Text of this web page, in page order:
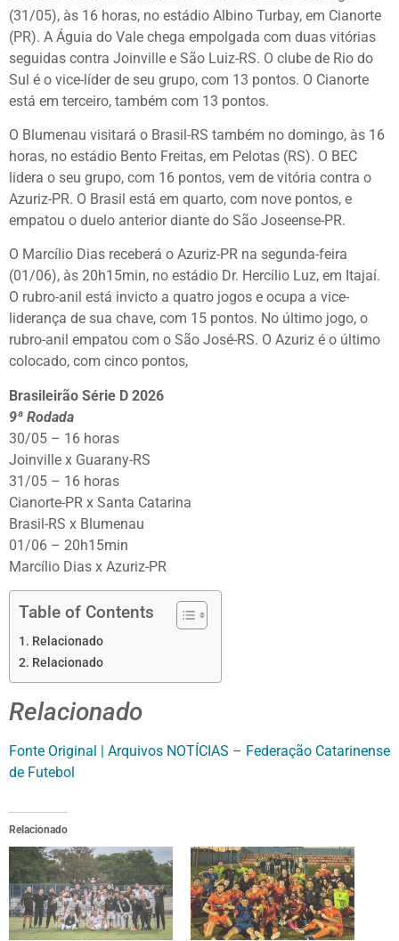
(31/05), às 16 horas, no estádio Albino Turbay, em Cianorte
(PR). A Águia do Vale chega empolgada com duas vitórias
seguidas contra Joinville e São Luiz-RS. O clube de Rio do
Sul é o vice-líder de seu grupo, com 13 pontos. O Cianorte
está em terceiro, também com 13 pontos.
O Blumenau visitará o Brasil-RS também no domingo, às 16
horas, no estádio Bento Freitas, em Pelotas (RS). O BEC
lidera o seu grupo, com 16 pontos, vem de vitória contra o
Azuriz-PR. O Brasil está em quarto, com nove pontos, e
empatou o duelo anterior diante do São Joseense-PR.
O Marcílio Dias receberá o Azuriz-PR na segunda-feira
(01/06), às 20h15min, no estádio Dr. Hercílio Luz, em Itajaí.
O rubro-anil está invicto a quatro jogos e ocupa a vice-
liderança de sua chave, com 15 pontos. No último jogo, o
rubro-anil empatou com o São José-RS. O Azuriz é o último
colocado, com cinco pontos,
Brasileirão Série D 2026
9ª Rodada
30/05 – 16 horas
Joinville x Guarany-RS
31/05 – 16 horas
Cianorte-PR x Santa Catarina
Brasil-RS x Blumenau
01/06 – 20h15min
Marcílio Dias x Azuriz-PR
Table of Contents
Relacionado
Relacionado
Relacionado
Fonte Original | Arquivos NOTÍCIAS – Federação Catarinense
de Futebol
Relacionado